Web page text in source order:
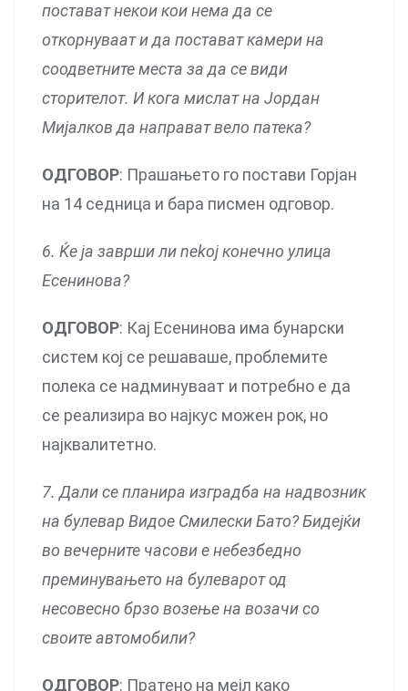
постават некои кои нема да се
откорнуваат и да постават камери на
соодветните места за да се види
сторителот. И кога мислат на Јордан
Мијалков да направат вело патека?
ОДГОВОР: Прашањето го постави Горјан
на 14 седница и бара писмен одговор.
6. Ќе ја заврши ли nekoj конечно улица
Есенинова?
ОДГОВОР: Кај Есенинова има бунарски
систем кој се решаваше, проблемите
полека се надминуваат и потребно е да
се реализира во најкус можен рок, но
најквалитетно.
7. Дали се планира изградба на надвозник
на булевар Видое Смилески Бато? Бидејќи
во вечерните часови е небезбедно
преминувањето на булеварот од
несовесно брзо возење на возачи со
своите автомобили?
ОДГОВОР: Пратено на мејл како